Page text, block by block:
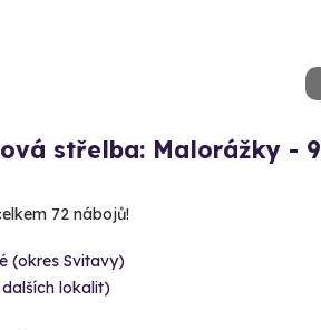
střelba: Malorážky - 9
72 nábojů!
(okres Svitavy)
lokalit)